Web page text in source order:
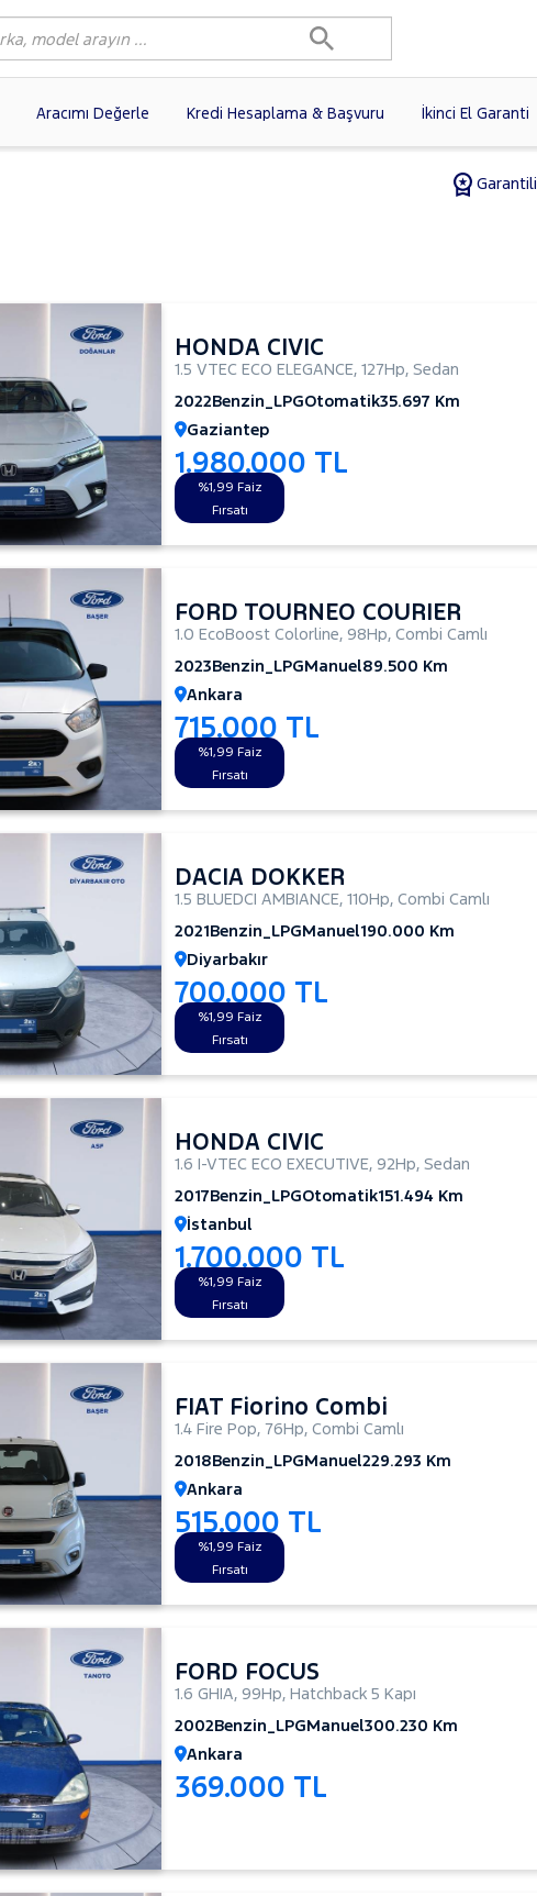
Aracımı Değerle Kredi Hesaplama & Başvuru İkinci El Garanti
Garantili
HONDA CIVIC
1.5 VTEC ECO ELEGANCE, 127Hp, Sedan
2022Benzin_LPGOtomatik35.697 Km
Gaziantep
1.980.000 TL
%1,99 Faiz
Fırsatı
FORD TOURNEO COURIER
1.0 EcoBoost Colorline, 98Hp, Combi Camlı
2023Benzin_LPGManuel89.500 Km
Ankara
715.000 TL
%1,99 Faiz
Fırsatı
DACIA DOKKER
1.5 BLUEDCI AMBIANCE, 110Hp, Combi Camlı
2021Benzin_LPGManuel190.000 Km
Diyarbakır
700.000 TL
%1,99 Faiz
Fırsatı
HONDA CIVIC
1.6 I-VTEC ECO EXECUTIVE, 92Hp, Sedan
2017Benzin_LPGOtomatik151.494 Km
İstanbul
1.700.000 TL
%1,99 Faiz
Fırsatı
FIAT Fiorino Combi
1.4 Fire Pop, 76Hp, Combi Camlı
2018Benzin_LPGManuel229.293 Km
Ankara
515.000 TL
%1,99 Faiz
Fırsatı
FORD FOCUS
1.6 GHIA, 99Hp, Hatchback 5 Kapı
2002Benzin_LPGManuel300.230 Km
Ankara
369.000 TL